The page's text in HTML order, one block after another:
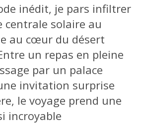
inédit, je pars infiltrer
centrale solaire au
au cœur du désert
un repas en pleine
par un palace
invitation surprise
le voyage prend une
incroyable